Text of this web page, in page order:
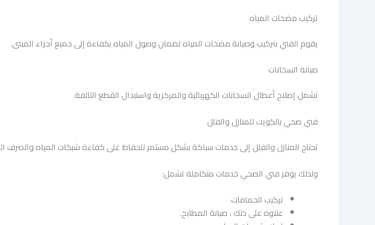
تركيب مضخات المياه
يقوم الفني بتركيب وصيانة مضخات المياه لضمان وصول المياه بكفاءة إلى جميع أجزاء المبنى.
صيانة السخانات
تشمل إصلاح أعطال السخانات الكهربائية والمركزية واستبدال القطع التالفة.
فني صحي بالكويت للمنازل والفلل
تحتاج المنازل والفلل إلى خدمات سباكة بشكل مستمر للحفاظ على كفاءة شبكات المياه والصرف
ولذلك يوفر فني الصحي خدمات متكاملة تشمل:
تركيب الحمامات.
علاوة على ذلك ، صيانة المطابخ.